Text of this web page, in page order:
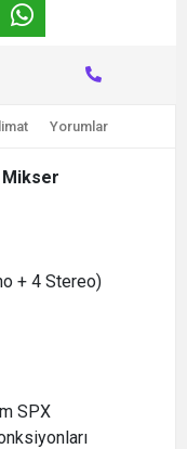
Yorumlar
Mikser
+ 4 Stereo)
SPX